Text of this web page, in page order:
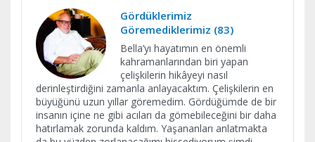
Gördüklerimiz
Göremediklerimiz (83)
Bella’yı hayatımın en önemli
kahramanlarından biri yapan
çelişkilerin hikâyeyi nasıl
derinleştirdiğini zamanla anlayacaktım. Çelişkilerin en
büyüğünü uzun yıllar göremedim. Gördüğümde de bir
insanın içine ne gibi acıları da gömebileceğini bir daha
hatırlamak zorunda kaldım. Yaşananları anlatmakta